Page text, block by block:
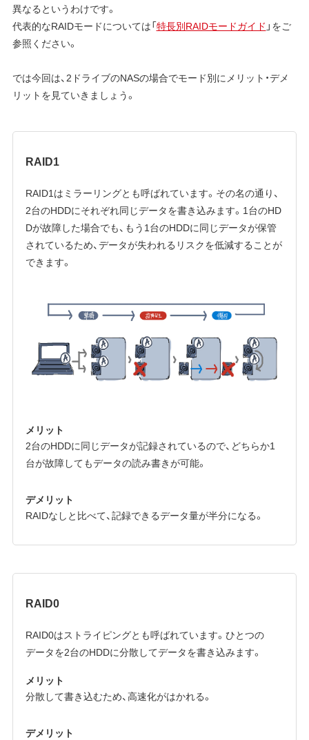
異なるというわけです。
代表的なRAIDモードについては「特長別RAIDモードガイド 」をご
参照ください。
では今回は、2ドライブのNASの場合でモード別にメリット・デメ
リットを見ていきましょう。
RAID1
RAID1はミラーリングとも呼ばれています。その名の通り、
2台のHDDにそれぞれ同じデータを書き込みます。1台のHD
Dが故障した場合でも、もう1台のHDDに同じデータが保管
されているため、データが失われるリスクを低減することが
できます。
メリット
2台のHDDに同じデータが記録されているので、どちらか1
台が故障してもデータの読み書きが可能。
デメリット
RAIDなしと比べて、記録できるデータ量が半分になる。
RAID0
RAID0はストライピングとも呼ばれています。ひとつの
データを2台のHDDに分散してデータを書き込みます。
メリット
分散して書き込むため、高速化がはかれる。
デメリット